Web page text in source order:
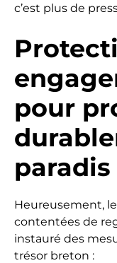
c’est plus de
pour
paradis
Heureusement,
contentées de
instauré des
trésor breton :